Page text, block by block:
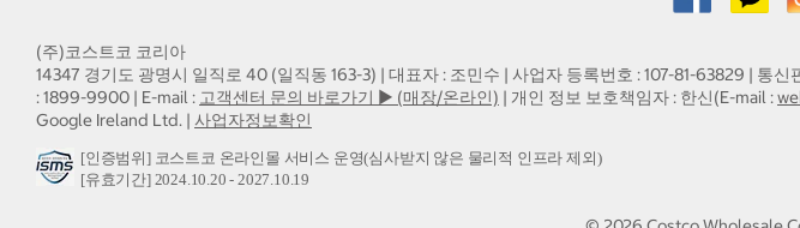
(주)코스트코 코리아
14347 경기도 광명시 일직로 40 (일직동 163-3) | 대표자 : 조민수 | 사업자 등록번호 : 107-81-63829 | 통
: 1899-9900 | E-mail : 고객센터 문의 바로가기 ▶ (매장/온라인) | 개인 정보 보호책임자 : 한신(E-mail :
Google Ireland Ltd. | 사업자정보확인
[인증범위] 코스트코 온라인몰 서비스 운영(심사받지 않은 물리적 인프라 제외)
[유효기간] 2024.10.20 - 2027.10.19